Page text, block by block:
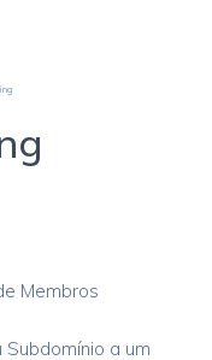
Membros
a um